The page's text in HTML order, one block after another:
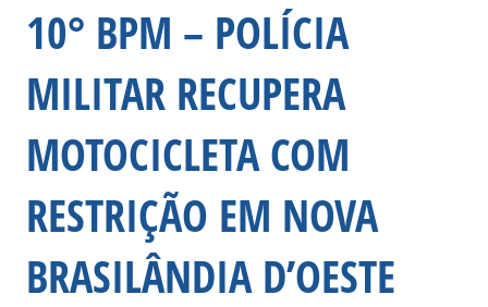
10° BPM – POLÍCIA
MILITAR RECUPERA
MOTOCICLETA COM
RESTRIÇÃO EM NOVA
BRASILÂNDIA D’OESTE